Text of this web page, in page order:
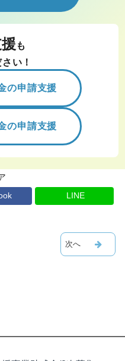
も
い！
の申請支援
の申請支援
LINE